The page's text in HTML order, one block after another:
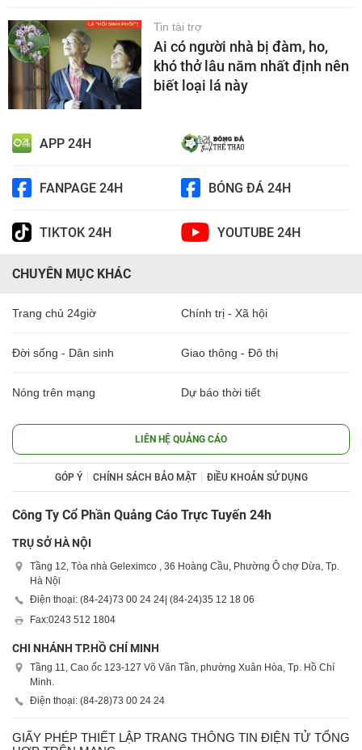
Tin tài trợ
Ai có người nhà bị đàm, ho,
khó thở lâu năm nhất định nên
biết loại lá này
APP 24H
FANPAGE 24H BÓNG ĐÁ 24H
TIKTOK 24H YOUTUBE 24H
CHUYÊN MỤC KHÁC
Trang chủ 24giờ Chính trị - Xã hội
Đời sống - Dân sinh Giao thông - Đô thị
Nóng trên mạng Dự báo thời tiết
LIÊN HỆ QUẢNG CÁO
GÓP Ý CHÍNH SÁCH BẢO MẬT ĐIỀU KHOẢN SỬ DỤNG
Công Ty Cổ Phần Quảng Cáo Trực Tuyến 24h
TRỤ SỞ HÀ NỘI
Tầng 12, Tòa nhà Geleximco , 36 Hoàng Cầu, Phường Ô chợ Dừa, Tp.
Hà Nội
Điện thoại: (84-24)73 00 24 24 | (84-24)35 12 18 06
Fax:0243 512 1804
CHI NHÁNH TP.HỒ CHÍ MINH
Tầng 11, Cao ốc 123-127 Võ Văn Tần, phường Xuân Hòa, Tp. Hồ Chí
Minh.
Điện thoại: (84-28)73 00 24 24
GIẤY PHÉP THIẾT LẬP TRANG THÔNG TIN ĐIỆN TỬ TỔNG